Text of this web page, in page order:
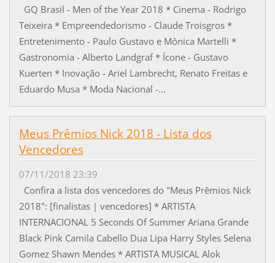
GQ Brasil - Men of the Year 2018 * Cinema - Rodrigo
Teixeira * Empreendedorismo - Claude Troisgros *
Entretenimento - Paulo Gustavo e Mônica Martelli *
Gastronomia - Alberto Landgraf * Ícone - Gustavo
Kuerten * Inovação - Ariel Lambrecht, Renato Freitas e
Eduardo Musa * Moda Nacional -...
Meus Prêmios Nick 2018 - Lista dos
Vencedores
07/11/2018 23:39
Confira a lista dos vencedores do "Meus Prêmios Nick
2018": [finalistas | vencedores] * ARTISTA
INTERNACIONAL 5 Seconds Of Summer Ariana Grande
Black Pink Camila Cabello Dua Lipa Harry Styles Selena
Gomez Shawn Mendes * ARTISTA MUSICAL Alok